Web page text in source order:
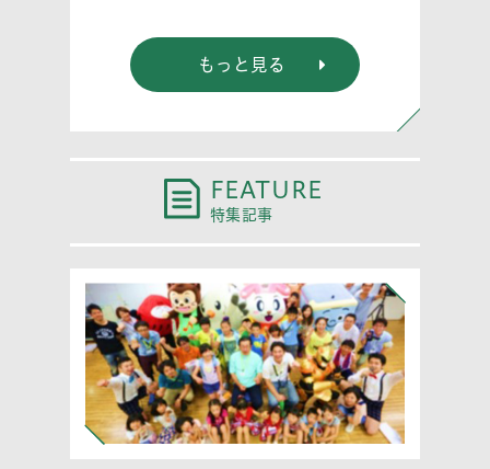
もっと見る
FEATURE
特集記事